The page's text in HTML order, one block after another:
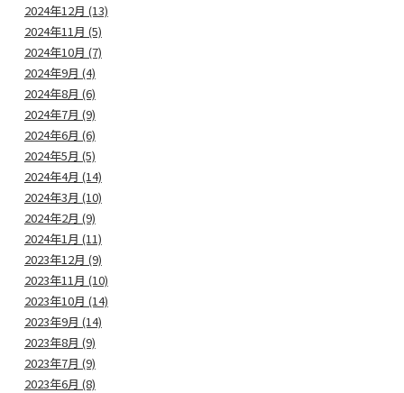
2024年12月 (13)
2024年11月 (5)
2024年10月 (7)
2024年9月 (4)
2024年8月 (6)
2024年7月 (9)
2024年6月 (6)
2024年5月 (5)
2024年4月 (14)
2024年3月 (10)
2024年2月 (9)
2024年1月 (11)
2023年12月 (9)
2023年11月 (10)
2023年10月 (14)
2023年9月 (14)
2023年8月 (9)
2023年7月 (9)
2023年6月 (8)